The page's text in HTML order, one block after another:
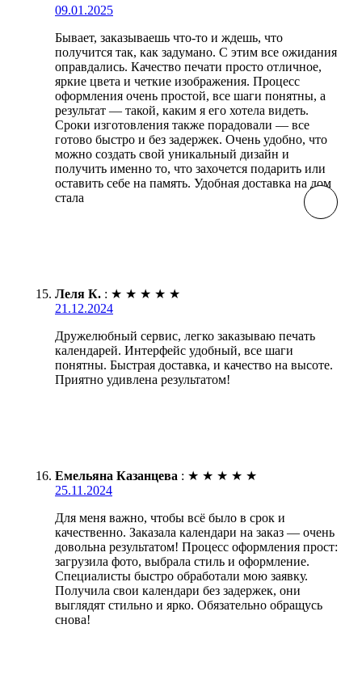
09.01.2025
Бывает, заказываешь что-то и ждешь, что
получится так, как задумано. С этим все ожидания
оправдались. Качество печати просто отличное,
яркие цвета и четкие изображения. Процесс
оформления очень простой, все шаги понятны, а
результат — такой, каким я его хотела видеть.
Сроки изготовления также порадовали — все
готово быстро и без задержек. Очень удобно, что
можно создать свой уникальный дизайн и
получить именно то, что захочется подарить или
оставить себе на память. Удобная доставка на дом
стала
Леля К. : ★ ★ ★ ★ ★
21.12.2024
Дружелюбный сервис, легко заказываю печать
календарей. Интерфейс удобный, все шаги
понятны. Быстрая доставка, и качество на высоте.
Приятно удивлена результатом!
Емельяна Казанцева : ★ ★ ★ ★ ★
25.11.2024
Для меня важно, чтобы всё было в срок и
качественно. Заказала календари на заказ — очень
довольна результатом! Процесс оформления прост:
загрузила фото, выбрала стиль и оформление.
Специалисты быстро обработали мою заявку.
Получила свои календари без задержек, они
выглядят стильно и ярко. Обязательно обращусь
снова!